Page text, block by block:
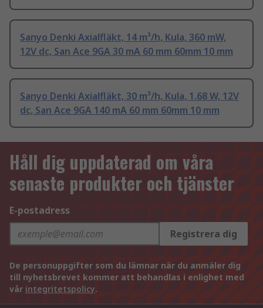
Sanyo Denki Axialfläkt, 14 m³/h, Kula, 360 mW,
12V dc, San Ace 9GA 30 mA 60 mm 60mm 10 mm
Sanyo Denki Axialfläkt, 30 m³/h, Kula, 1.68 W, 12V
dc, San Ace 9GA 140 mA 60 mm 60mm 10 mm
Håll dig uppdaterad om våra
senaste produkter och tjänster
E-postadress
Registrera dig
De personuppgifter som du lämnar när du anmäler dig
till nyhetsbrevet kommer att behandlas i enlighet med
vår integritetspolicy.